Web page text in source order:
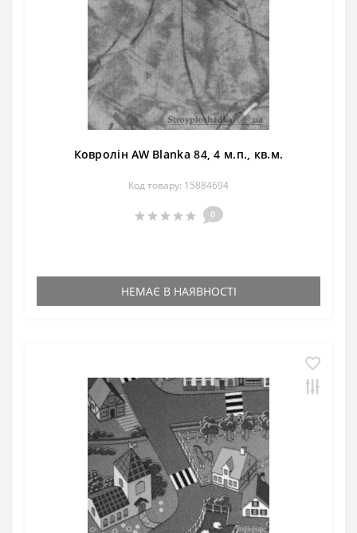
Ковролін AW Blanka 84, 4 м.п., кв.м.
Код товару: 15884694
0
НЕМАЄ В НАЯВНОСТІ